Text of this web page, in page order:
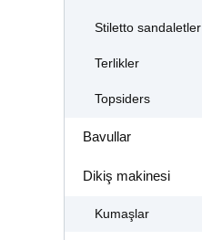
Stiletto sandaletler
Terlikler
Topsiders
Bavullar
Dikiş makinesi
Kumaşlar